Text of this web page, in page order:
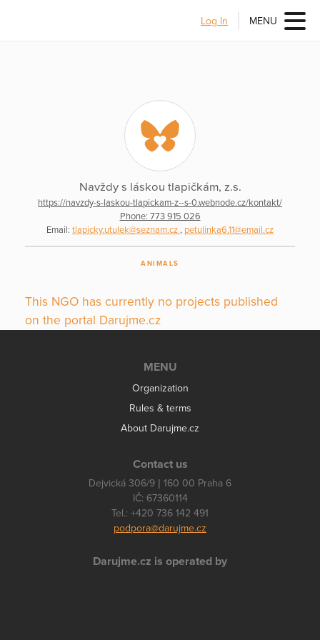
Log In MENU
Navždy s láskou tlapičkám, z.s.
https://navzdy-s-laskou-tlapickam-z--s-0.webnode.cz/kontakt/
Phone: 773 915 026
Email: tlapicky.utulek@seznam.cz , petulinka6.11@email.cz
ANIMALS
This NGO has currently no projects published
on the portal Darujme.cz
MENU
Organization
Rules & terms
About Darujme.cz
Contact us
Dejvická 306/9 | 160 00 Praha 6
IČ: 67360114
Tel.: +420 736 142 491
podpora@darujme.cz
Darujme.cz is operated by